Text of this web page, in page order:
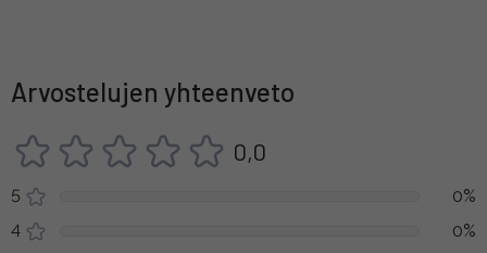
Arvostelujen yhteenveto
0,0
5
0%
4
0%